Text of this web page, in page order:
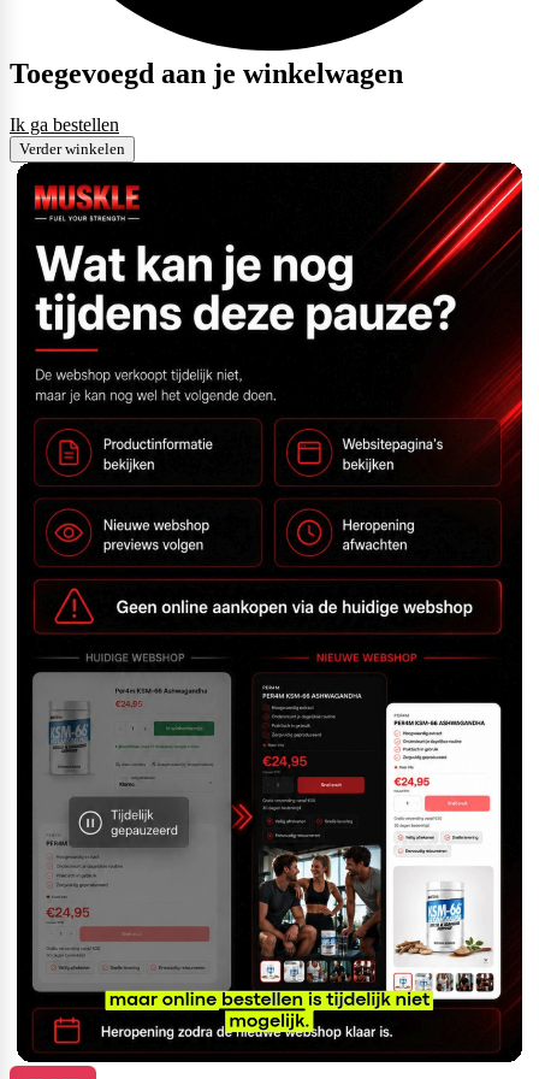
Toegevoegd aan je winkelwagen
Ik ga bestellen
Verder winkelen